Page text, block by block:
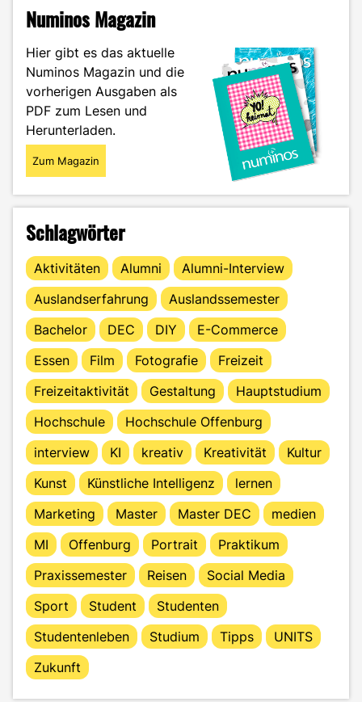
–
Heimat
für
liebenswürdige
Vierbeiner"
Numinos Magazin
Hier gibt es das aktuelle
Numinos Magazin und die
vorherigen Ausgaben als
PDF zum Lesen und
Herunterladen.
Zum Magazin
Schlagwörter
Aktivitäten Alumni
Alumni-Interview
Auslandserfahrung
Auslandssemester
Bachelor
DEC DIY
E-Commerce
Essen
Film Fotografie
Freizeit
Freizeitaktivität
Gestaltung
Hauptstudium
Hochschule
Hochschule Offenburg
interview
KI kreativ Kreativität
Kultur
Kunst
Künstliche Intelligenz
lernen
Marketing
Master Master DEC
medien
MI
Offenburg Portrait
Praktikum
Praxissemester
Reisen
Social Media
Sport
Student
Studenten
Studentenleben
Studium Tipps
UNITS
Zukunft